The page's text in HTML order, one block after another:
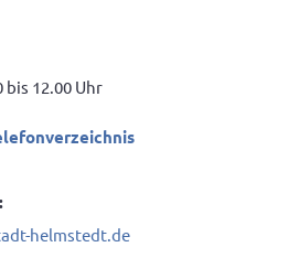
12.00 Uhr
helmstedt.de